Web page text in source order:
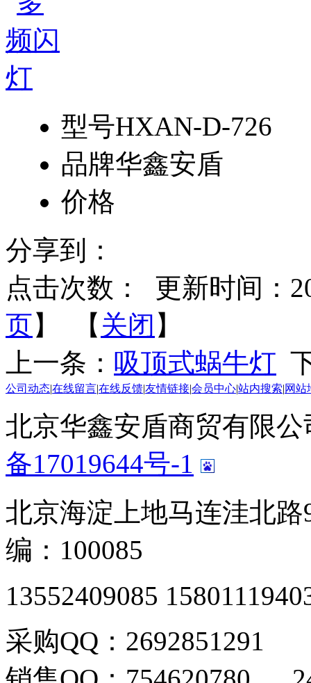
型号HXAN-D-726
品牌华鑫安盾
价格
分享到：
点击次数：
更新时间：
页】 【 关闭 】
上一条： 吸顶式蜗牛灯
公司动态在线留言在线反馈友情链接会员中心站内搜索 网站
北京华鑫安盾商贸有限
备17019644号-1
北京海淀上地马连洼北
编：100085
13552409085
采购QQ：2692851291